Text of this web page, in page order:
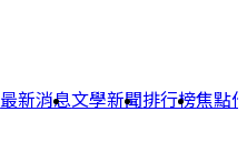
最新消息文學新聞排行榜焦點